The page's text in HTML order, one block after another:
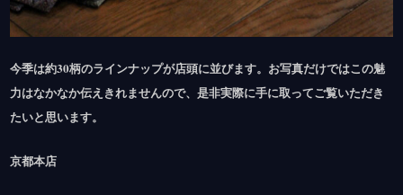
今季は約30柄のラインナップが店頭に並びます。お写真だけではこの魅
力はなかなか伝えきれませんので、是非実際に手に取ってご覧いただき
たいと思います。
京都本店